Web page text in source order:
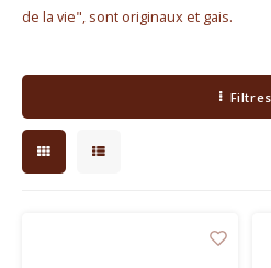
Moulins à Café
Bouilloires électriques
Chocolat
Everything Pink
de la vie", sont originaux et gais.
Filtres